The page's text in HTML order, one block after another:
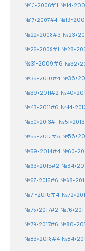
№13•2006#11
№17•2007#4
№22•2008#3
№26•2009#1
№31•2009#6
№35•2010#4
№39•2011#2
№43•2011#6
№50•2013#1
№55•2013#6
№59•2014#4
№63•2015#2
№67•2015#6
№71•2016#4
№75•2017#2
№79•2017#6
№83•2018#4